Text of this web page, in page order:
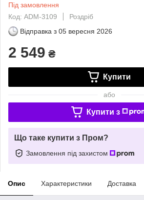
Під замовлення
Код: ADM-3109
Роздріб
Відправка з 05 вересня 2026
2 549 ₴
Купити
або
Купити з
Що таке купити з Пром?
Замовлення під захистом
Опис Характеристики Доставка